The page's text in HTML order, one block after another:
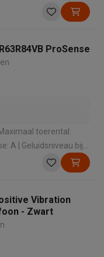
76 dB | Dosering
ProSense
toerental:
bij
wasmiddel:
Vibration
- Zwart